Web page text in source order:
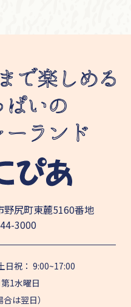
尻町東麓5160番地
3000
祝： 9:00~17:00
1水曜日
は翌日）